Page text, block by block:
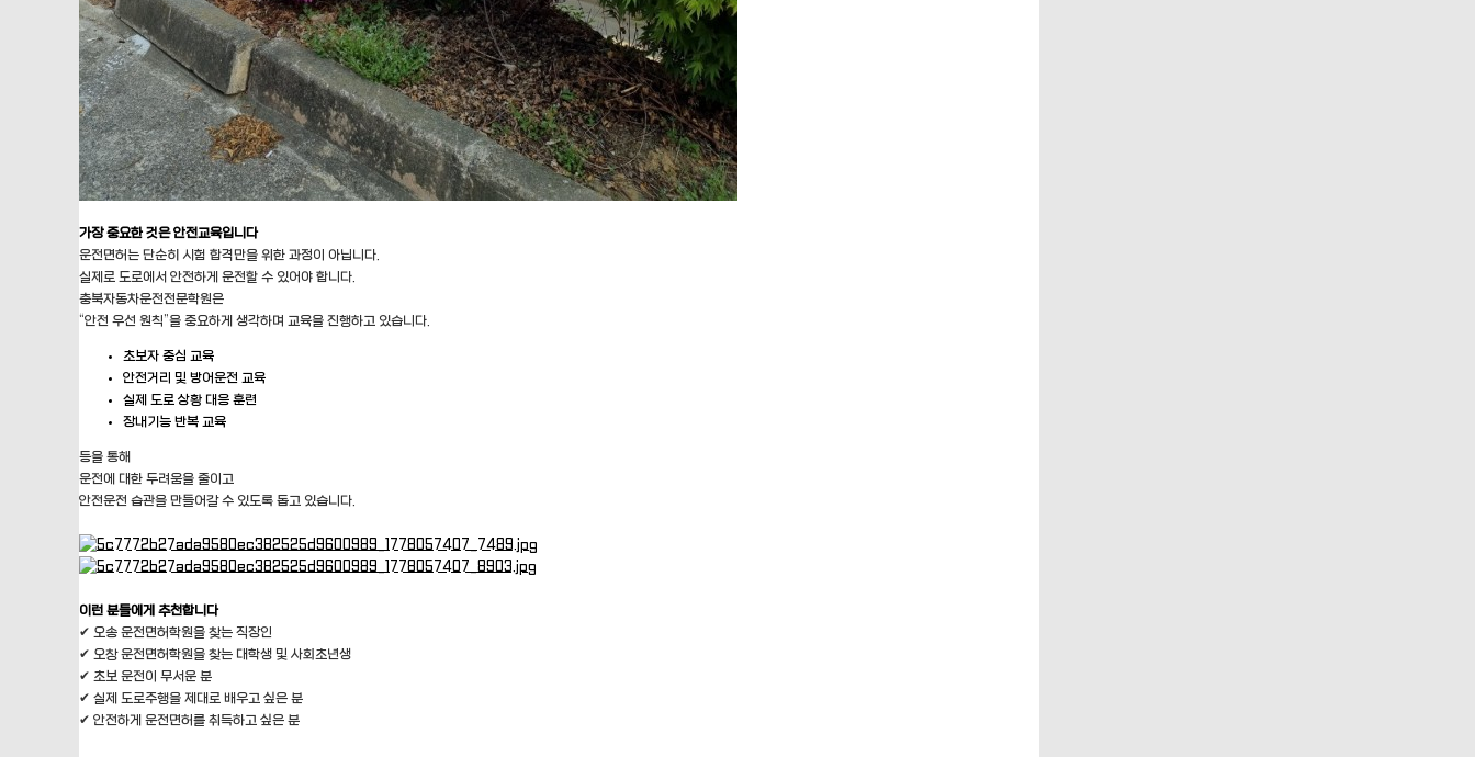
가장 중요한 것은 안전교육입니다
운전면허는 단순히 시험 합격만을 위한 과정이 아닙니다.
실제로 도로에서 안전하게 운전할 수 있어야 합니다.
충북자동차운전전문학원은
“안전 우선 원칙”을 중요하게 생각하며 교육을 진행하고 있습니다.
초보자 중심 교육
안전거리 및 방어운전 교육
실제 도로 상황 대응 훈련
장내기능 반복 교육
등을 통해
운전에 대한 두려움을 줄이고
안전운전 습관을 만들어갈 수 있도록 돕고 있습니다.
이런 분들에게 추천합니다
✔ 오송 운전면허학원을 찾는 직장인
✔ 오창 운전면허학원을 찾는 대학생 및 사회초년생
✔ 초보 운전이 무서운 분
✔ 실제 도로주행을 제대로 배우고 싶은 분
✔ 안전하게 운전면허를 취득하고 싶은 분